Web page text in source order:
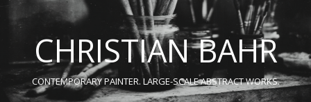
CHRISTIAN BAHR
CONTEMPORARY PAINTER. LARGE-SCALE ABSTRACT WORKS.